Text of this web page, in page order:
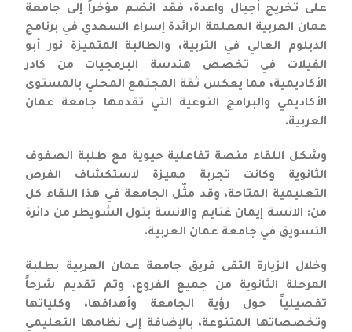
على تخريج أجيال واعدة، فقد انضم مؤخراً إلى جامعة
عمان العربية المعلمة الرائدة إسراء السعدي في برنامج
الدبلوم العالي في التربية، والطالبة المتميزة نور أبو
الفيلات في تخصص هندسة البرمجيات من كادر
الأكاديمية، مما يعكس ثقة المجتمع المحلي بالمستوى
الأكاديمي والبرامج النوعية التي تقدمها جامعة عمان
العربية.
وشكل اللقاء منصة تفاعلية حيوية مع طلبة الصفوف
الثانوية وكانت تجربة مميزة لاستكشاف الفرص
التعليمية المتاحة، وقد مثّل الجامعة في هذا اللقاء كل
من: الآنسة إيمان غنايم والآنسة بتول الشويطر من دائرة
التسويق في جامعة عمان العربية.
وخلال الزيارة التقى فريق جامعة عمان العربية بطلبة
المرحلة الثانوية من جميع الفروع، وتم تقديم شرحاً
تفصيلياً حول رؤية الجامعة وأهدافها، وكلياتها
وتخصصاتها المتنوعة، بالإضافة إلى نظامها التعليمي